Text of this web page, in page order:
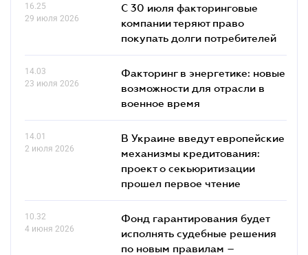
16.25
29 июля 2026
С 30 июля факторинговые
компании теряют право
покупать долги потребителей
14.03
23 июля 2026
Факторинг в энергетике: новые
возможности для отрасли в
военное время
14.01
2 июля 2026
В Украине введут европейские
механизмы кредитования:
проект о секьюритизации
прошел первое чтение
10.32
4 июня 2026
Фонд гарантирования будет
исполнять судебные решения
по новым правилам –